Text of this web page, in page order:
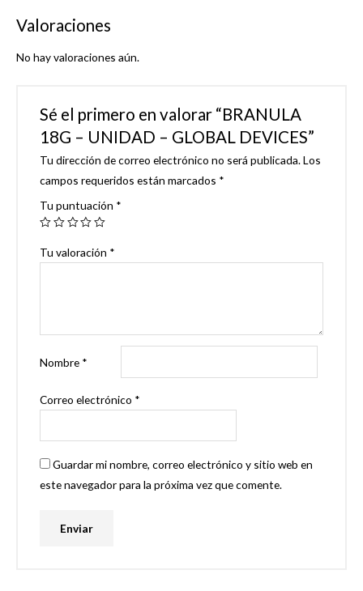
cantidad
Valoraciones
No hay valoraciones aún.
Sé el primero en valorar “BRANULA
18G – UNIDAD – GLOBAL DEVICES”
Tu dirección de correo electrónico no será publicada.Los
campos requeridos están marcados *
Tu puntuación *
Tu valoración *
Nombre *
Correo electrónico *
Guardar mi nombre, correo electrónico y sitio web en
este navegador para la próxima vez que comente.